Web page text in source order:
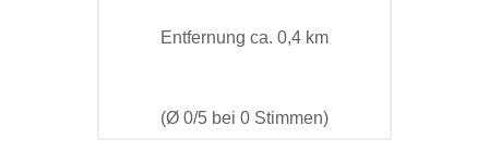
Entfernung ca. 0,4 km
(Ø 0/5 bei 0 Stimmen)